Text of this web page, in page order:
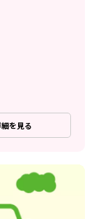
を見る